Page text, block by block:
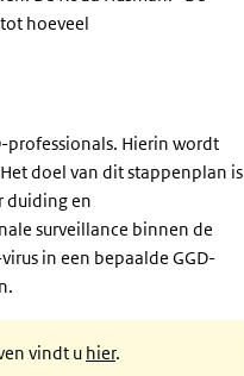
hoeveel
professionals. Hierin wordt
doel van dit stappenplan is
duiding en
surveillance binnen de
in een bepaalde GGD-
vindt u hier.